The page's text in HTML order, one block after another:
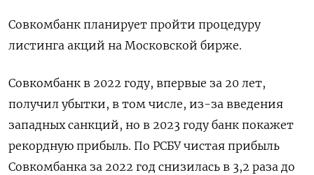
Совкомбанк планирует пройти процедуру
листинга акций на Московской бирже.
Совкомбанк в 2022 году, впервые за 20 лет,
получил убытки, в том числе, из-за введения
западных санкций, но в 2023 году банк покажет
рекордную прибыль. По РСБУ чистая прибыль
Совкомбанка за 2022 год снизилась в 3,2 раза до